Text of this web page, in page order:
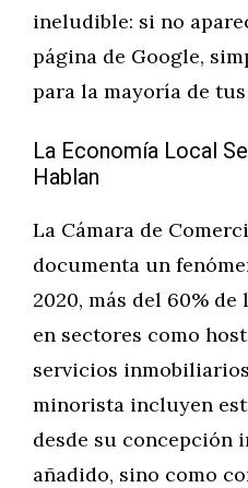
ineludible: si no
página de Google,
para la mayoría de
La Economía Local
Hablan
La Cámara de
documenta un
2020, más del 60% de
en sectores como
servicios
minorista incluyen
desde su concepción
añadido, sino como